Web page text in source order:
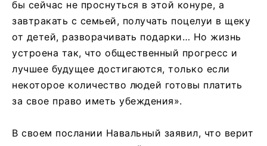
бы сейчас не проснуться в этой конуре, а
завтракать с семьей, получать поцелуи в щеку
от детей, разворачивать подарки… Но жизнь
устроена так, что общественный прогресс и
лучшее будущее достигаются, только если
некоторое количество людей готовы платить
за свое право иметь убеждения».
В своем послании Навальный заявил, что верит